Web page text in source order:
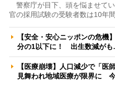
警察庁が目下、頭を悩ませて
官の採用試験の受験者数は10年
【安全・安心ニッポンの危機
分の1以下に！ 出生数減が
【医療崩壊】人口減少で「医
見舞われ地域医療が限界に